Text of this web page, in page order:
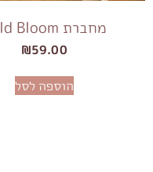
מחברת Wild Bloom
₪59.00
הוספה לסל